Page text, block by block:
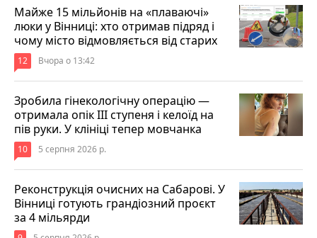
Майже 15 мільйонів на «плаваючі»
люки у Вінниці: хто отримав підряд і
чому місто відмовляється від старих
12 Вчора о 13:42
Зробила гінекологічну операцію —
отримала опік ІІІ ступеня і келоїд на
пів руки. У клініці тепер мовчанка
10 5 серпня 2026 р.
Реконструкція очисних на Сабарові. У
Вінниці готують грандіозний проєкт
за 4 мільярди